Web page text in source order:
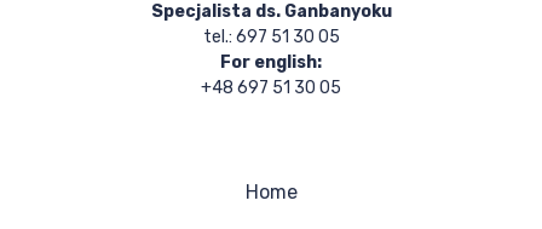
Specjalista ds. Ganbanyoku
tel.: 697 51 30 05
For english:
+48 697 51 30 05
Home